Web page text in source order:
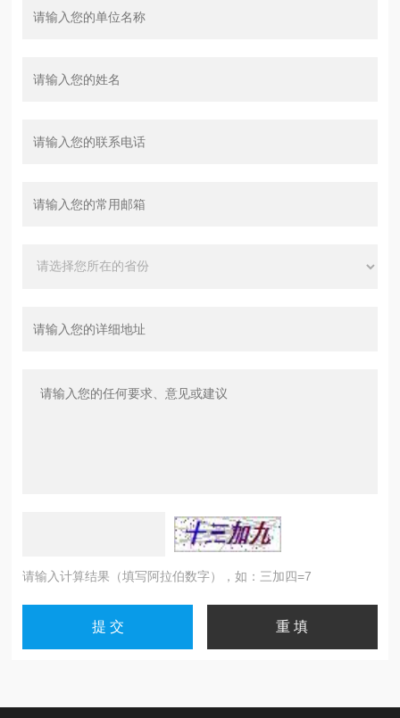
请输入计算结果（填写阿拉伯数字），如：三加四=7